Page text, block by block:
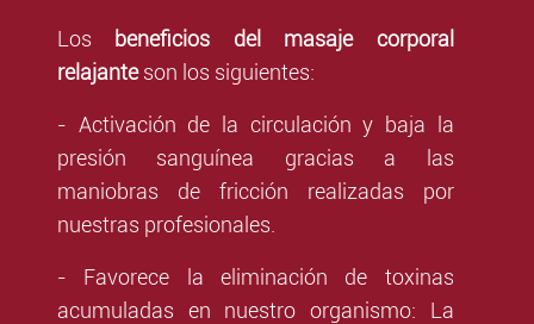
Los beneficios del masaje corporal
relajanteson los siguientes:
- Activación de la circulación y baja la
presión sanguínea gracias a las
maniobras de fricción realizadas por
nuestras profesionales.
- Favorece la eliminación de toxinas
acumuladas en nuestro organismo: La